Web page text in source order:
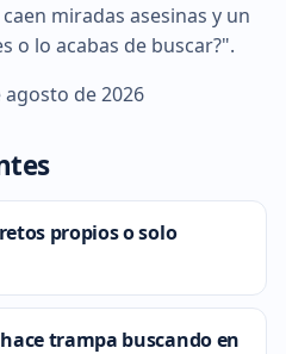
miradas asesinas y un
o lo acabas de buscar?".
de 2026
propios o solo
trampa buscando en